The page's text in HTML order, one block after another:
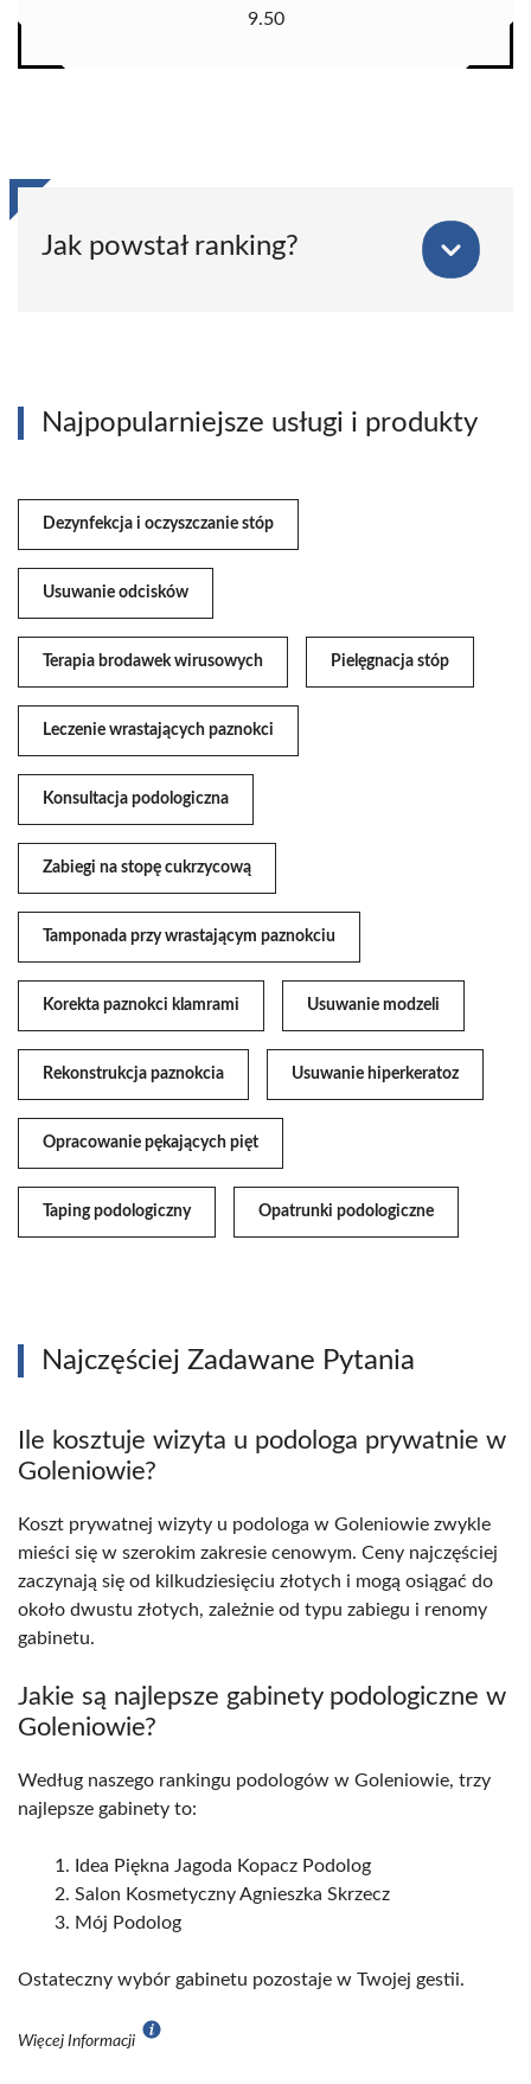
9.50
Jak powstał ranking?
Najpopularniejsze usługi i produkty
Dezynfekcja i oczyszczanie stóp
Usuwanie odcisków
Terapia brodawek wirusowych Pielęgnacja stóp
Leczenie wrastających paznokci
Konsultacja podologiczna
Zabiegi na stopę cukrzycową
Tamponada przy wrastającym paznokciu
Korekta paznokci klamrami Usuwanie modzeli
Rekonstrukcja paznokcia Usuwanie hiperkeratoz
Opracowanie pękających pięt
Taping podologiczny Opatrunki podologiczne
Najczęściej Zadawane Pytania
Ile kosztuje wizyta u podologa prywatnie w
Goleniowie?
Koszt prywatnej wizyty u podologa w Goleniowie zwykle
mieści się w szerokim zakresie cenowym. Ceny najczęściej
zaczynają się od kilkudziesięciu złotych i mogą osiągać do
około dwustu złotych, zależnie od typu zabiegu i renomy
gabinetu.
Jakie są najlepsze gabinety podologiczne w
Goleniowie?
Według naszego rankingu podologów w Goleniowie, trzy
najlepsze gabinety to:
Idea Piękna Jagoda Kopacz Podolog
Salon Kosmetyczny Agnieszka Skrzecz
Mój Podolog
Ostateczny wybór gabinetu pozostaje w Twojej gestii.
Więcej Informacji